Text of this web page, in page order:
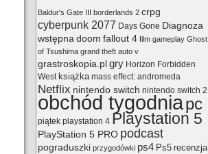
Baldur's Gate III borderlands 2 crpg
cyberpunk 2077 Days Gone Diagnoza
wstępnadoom fallout 4 film gameplay Ghost
of Tsushima grand theft auto v
grastroskopia.pl gry Horizon Forbidden
West książka mass effect: andromeda
Netflix nintendo switch nintendo switch 2
obchód tygodniapc
piątek playstation 4 Playstation 5
PlayStation 5 PRO podcast
pograduszki przygodówki ps4 Ps5 recenzja